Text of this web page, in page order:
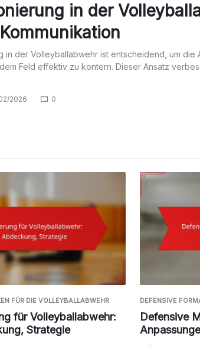
in der
in der Volleyballabwehr ist entscheidend, um
Feld effektiv zu kontern. Dieser Ansatz
2026 0
FÜR DIE VOLLEYBALLABWEHR
für Volleyballabwehr:
Strategie
DEFENSIVE
Defensive